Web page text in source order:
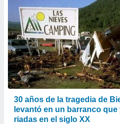
30 años de la tragedia de
levantó en un barranco
riadas en el siglo XX